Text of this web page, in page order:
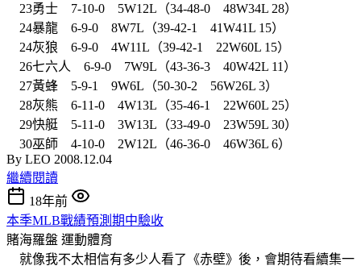
23勇士 7-10-0 5W12L（34-48-0 48W34L 28）
24暴龍 6-9-0 8W7L（39-42-1 41W41L 15）
24灰狼 6-9-0 4W11L（39-42-1 22W60L 15）
26七六人 6-9-0 7W9L（43-36-3 40W42L 11）
27黃蜂 5-9-1 9W6L（50-30-2 56W26L 3）
28灰熊 6-11-0 4W13L（35-46-1 22W60L 25）
29快艇 5-11-0 3W13L（33-49-0 23W59L 30）
30巫師 4-10-0 2W12L（46-36-0 46W36L 6）
By LEO 2008.12.04
繼續閱讀
18年前
本季MLB戰績預測期中驗收
賭海羅盤 運動體育
就像我不太相信有多少人看了《赤壁》後，會期待看續集一